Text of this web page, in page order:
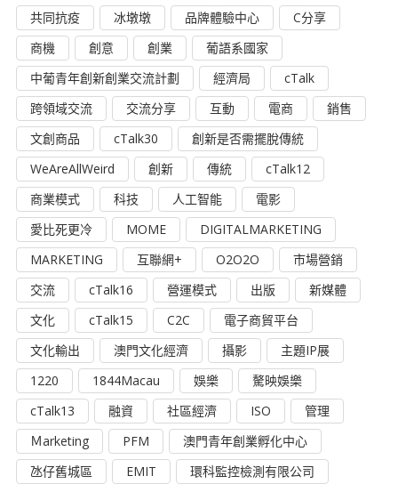
共同抗疫
冰墩墩 品牌體驗中心
C分享
商機
創意 創業
葡語系國家
中葡青年創新創業交流計劃
經濟局
cTalk
跨領域交流
交流分享 互動 電商
銷售
文創商品
cTalk30
創新是否需擺脫傳統
WeAreAllWeird
創新 傳統
cTalk12
商業模式
科技 人工智能
電影
愛比死更冷
MOME
DIGITALMARKETING
MARKETING
互聯網+ O2O2O
市場營銷
交流
cTalk16 營運模式 出版
新媒體
文化
cTalk15 C2C
電子商貿平台
文化輸出
澳門文化經濟 攝影
主題IP展
1220
1844Macau 娛樂
驁映娛樂
cTalk13
融資 社區經濟 ISO
管理
Ｍarketing
PFM
澳門青年創業孵化中心
氹仔舊城區
EMIT
環科監控檢測有限公司